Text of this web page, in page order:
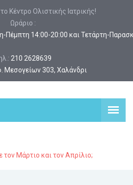
Κέντρο Ολιστικής Ιατρικής!
Ωράριο :
Πέμπτη 14:00-20:00 και Τετάρτη-
210 2628639
Μεσογείων 303, Χαλάνδρι
Μάρτιο και τον Απρίλιο;